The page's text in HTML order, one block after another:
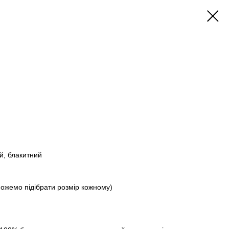
блакитний
підібрати розмір кожному)